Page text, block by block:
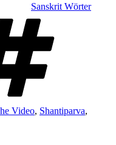
Sanskrit Wörter
Video, Shantiparva,